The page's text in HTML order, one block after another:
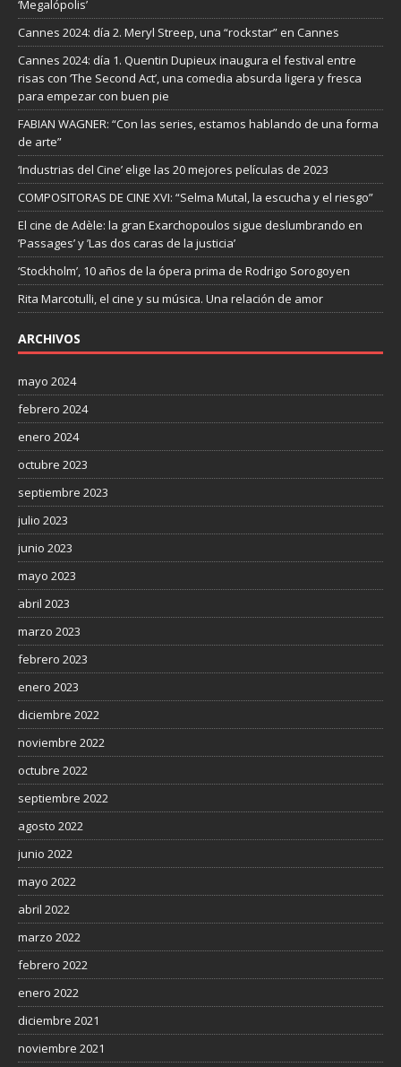
‘Megalópolis’
Cannes 2024: día 2. Meryl Streep, una “rockstar” en Cannes
Cannes 2024: día 1. Quentin Dupieux inaugura el festival entre
risas con ‘The Second Act’, una comedia absurda ligera y fresca
para empezar con buen pie
FABIAN WAGNER: “Con las series, estamos hablando de una forma
de arte”
‘Industrias del Cine’ elige las 20 mejores películas de 2023
COMPOSITORAS DE CINE XVI: “Selma Mutal, la escucha y el riesgo”
El cine de Adèle: la gran Exarchopoulos sigue deslumbrando en
’Passages’ y ’Las dos caras de la justicia’
‘Stockholm’, 10 años de la ópera prima de Rodrigo Sorogoyen
Rita Marcotulli, el cine y su música. Una relación de amor
ARCHIVOS
mayo 2024
febrero 2024
enero 2024
octubre 2023
septiembre 2023
julio 2023
junio 2023
mayo 2023
abril 2023
marzo 2023
febrero 2023
enero 2023
diciembre 2022
noviembre 2022
octubre 2022
septiembre 2022
agosto 2022
junio 2022
mayo 2022
abril 2022
marzo 2022
febrero 2022
enero 2022
diciembre 2021
noviembre 2021